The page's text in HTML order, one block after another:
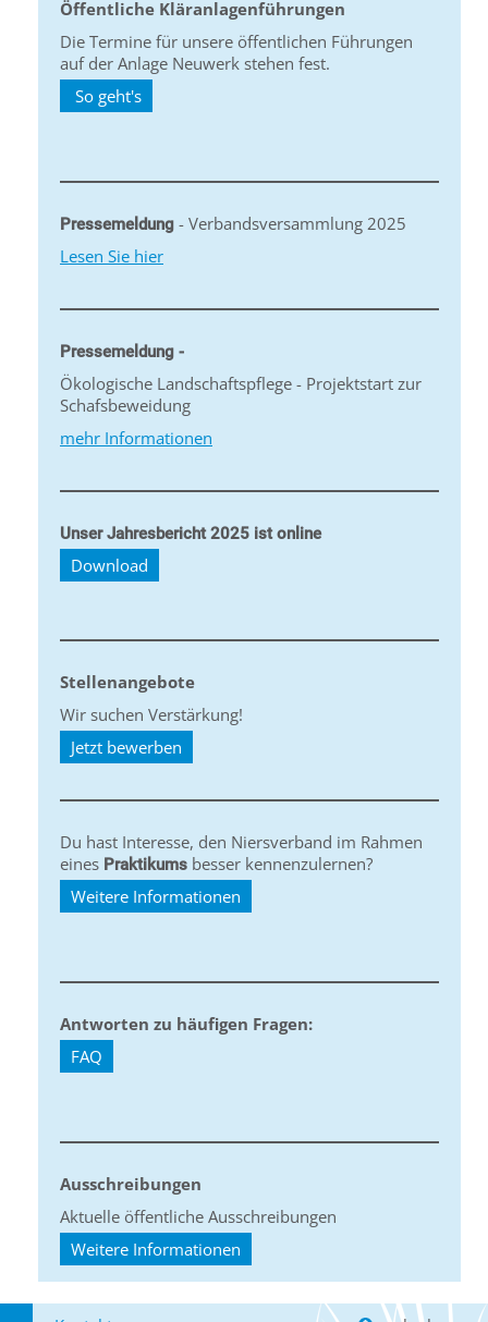
Öffentliche Kläranlagenführungen
Die Termine für unsere öffentlichen Führungen
auf der Anlage Neuwerk stehen fest.
So geht's
Pressemeldung - Verbandsversammlung 2025
Lesen Sie hier
Pressemeldung -
Ökologische Landschaftspflege - Projektstart zur
Schafsbeweidung
mehr Informationen
Unser Jahresbericht 2025 ist online
Download
Stellenangebote
Wir suchen Verstärkung!
Jetzt bewerben
Du hast Interesse, den Niersverband im Rahmen
eines Praktikums besser kennenzulernen?
Weitere Informationen
Antworten zu häufigen Fragen:
FAQ
Ausschreibungen
Aktuelle öffentliche Ausschreibungen
Weitere Informationen